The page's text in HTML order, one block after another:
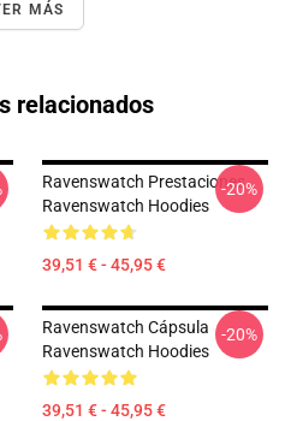
MÁS
relacionados
Ravenswatch Prestaciones
Ravenswatch Hoodies
39,51 € - 45,95 €
-20%
Ravenswatch Cápsula
Ravenswatch Hoodies
39,51 € - 45,95 €
-20%